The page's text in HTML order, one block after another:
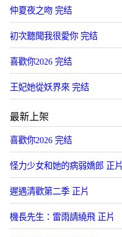
仲夏夜之吻 完结
初次聽聞我很愛你 完结
喜歡你2026 完结
王妃她從妖界來 完结
最新上架
喜歡你2026 完结
怪力少女和她的病弱嬌郎 正片
遲遇清歡第二季 正片
機長先生：雷雨請繞飛 正片